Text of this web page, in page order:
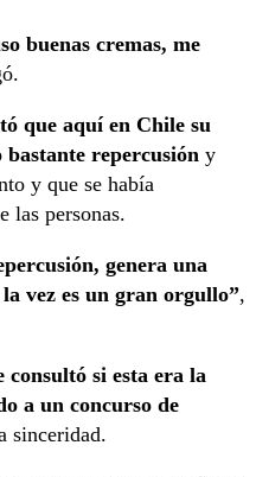
buenas cremas, me
que aquí en Chile su
repercusión y
y que se había
las personas.
genera una
vez es un gran orgullo”,
consultó si esta era la
a un concurso de
sinceridad.